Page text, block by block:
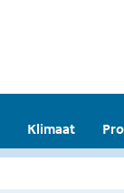
Klimaat